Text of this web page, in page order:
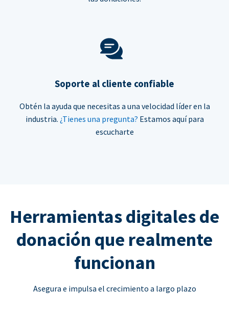
Soporte al cliente confiable
Obtén la ayuda que necesitas a una velocidad líder en la
industria. ¿Tienes una pregunta? Estamos aquí para
escucharte
Herramientas digitales de
donación que realmente
funcionan
Asegura e impulsa el crecimiento a largo plazo